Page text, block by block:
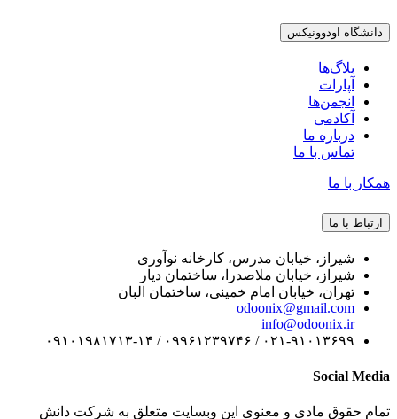
دانشگاه اودوونیکس
بلاگ‌ها
آپارات
انجمن‌ها
آکادمی
درباره ما
تماس با ما
همکار با ما
ارتباط با ما
شیراز، خیابان مدرس، کارخانه نوآوری
شیراز، خیابان ملاصدرا، ساختمان دیار
تهران، خیابان امام خمینی، ساختمان البان
odoonix@gmail.com
info@odoonix.ir
۰۲۱-۹۱۰۱۳۶۹۹ / ۰۹۹۶۱۲۳۹۷۴۶ / ۰۹۱۰۱۹۸۱۷۱۳-۱۴
Social Media
تمام حقوق مادی و معنوی این وبسایت متعلق به شرکت دانش